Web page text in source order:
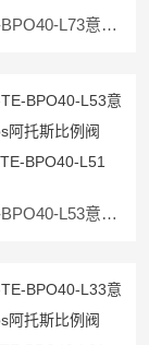
DLHZO-TE-BPO40-L73意大利Atos阿托斯比例阀DLHZO-TE-BPO40-L71
DLHZO-TE-BPO40-L53意大利Atos阿托斯比例阀DLHZO-TE-BPO40-L51